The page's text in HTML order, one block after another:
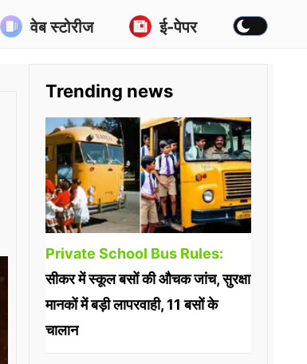
वेब स्टोरीज ई-पेपर
Trending news
Private School Bus Rules:
सीकर में स्कूल बसों की औचक जांच, सुरक्षा
मानकों में बड़ी लापरवाही, 11 बसों के
चालान